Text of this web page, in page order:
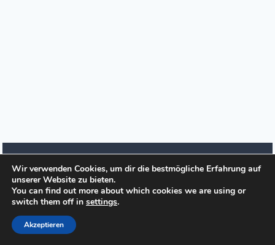
© 2026 Seitensprung.es
Private Sextreffen
Wir verwenden Cookies, um dir die bestmögliche Erfahrung auf
unserer Website zu bieten.
You can find out more about which cookies we are using or
switch them off in settings.
Akzeptieren